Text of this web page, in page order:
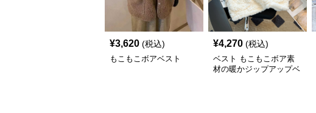
¥3,620 (税込)
もこもこボアベスト
¥4,270 (税込)
ベスト もこもこボア素
材の暖かジップアップベ